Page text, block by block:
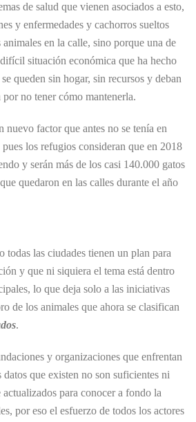
de salud que vienen asociados a esto,
y enfermedades y cachorros sueltos
en la calle, sino porque una de
situación económica que ha hecho
queden sin hogar, sin recursos y deban
por no tener cómo mantenerla.
nuevo factor que antes no se tenía en
los refugios consideran que en 2018
y serán más de los casi 140.000 gatos
que quedaron en las calles durante el año
todas las ciudades tienen un plan para
y que ni siquiera el tema está dentro
lo que deja solo a las iniciativas
de los animales que ahora se clasifican
.
y organizaciones que enfrentan
que existen no son suficientes ni
para conocer a fondo la
por eso el esfuerzo de todos los actores